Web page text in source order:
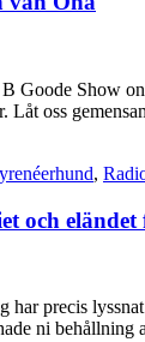
Goode Show
Låt oss
,
och eländet
har precis
ni behållning